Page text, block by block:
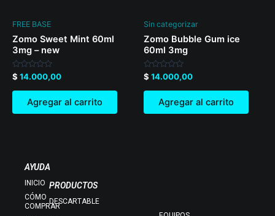
FREE BASE
Zomo Sweet Mint 60ml
3mg – new
Valorado
en
0
$ 14.000,00
Agregar al carrito
Sin categorizar
Zomo Bubble Gum ice
60ml 3mg
Valorado
en
0
$ 14.000,00
Agregar al carrito
AYUDA
INICIO
CÓMO
COMPRAR
PRODUCTOS
DESCARTABLE